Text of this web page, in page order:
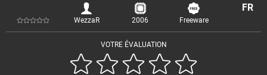
VOTRE ÉVALUATION
WezzaR 2006 Freeware
FR